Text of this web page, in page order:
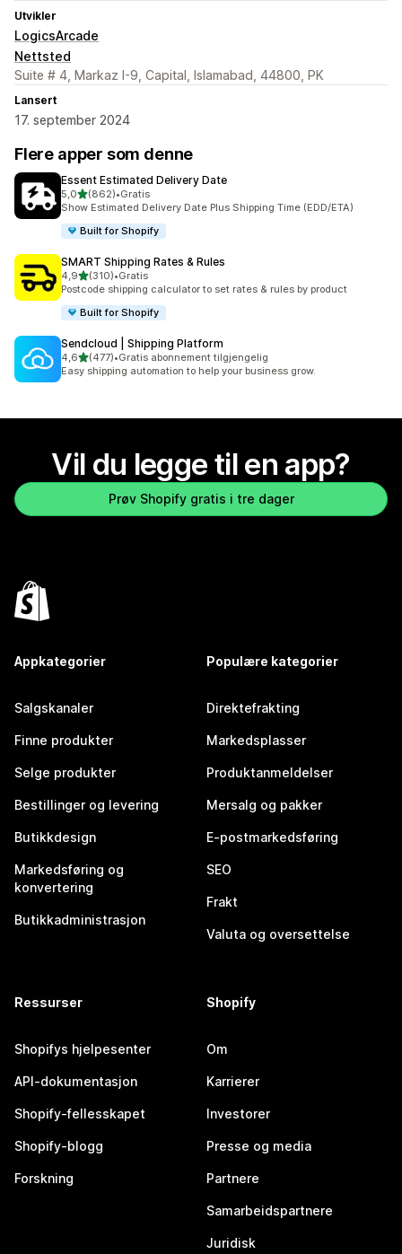
Utvikler
LogicsArcade
Nettsted
Suite # 4, Markaz I-9, Capital, Islamabad, 44800, PK
Lansert
17. september 2024
Flere apper som denne
Essent Estimated Delivery Date
5,0av 5 stjerner
(862)
Totalt 862 omtaler
•Gratis
Show Estimated Delivery Date Plus Shipping Time (EDD/ETA)
Built for Shopify
SMART Shipping Rates & Rules
4,9av 5 stjerner
(310)
Totalt 310 omtaler
•Gratis
Postcode shipping calculator to set rates & rules by product
Built for Shopify
Sendcloud | Shipping Platform
4,6av 5 stjerner
(477)
Totalt 477 omtaler
•Gratis abonnement tilgjengelig
Easy shipping automation to help your business grow.
Vil du legge til en app?
Prøv Shopify gratis i tre dager
Appkategorier
Salgskanaler
Finne produkter
Selge produkter
Bestillinger og levering
Butikkdesign
Markedsføring og
konvertering
Butikkadministrasjon
Populære kategorier
Direktefrakting
Markedsplasser
Produktanmeldelser
Mersalg og pakker
E-postmarkedsføring
SEO
Frakt
Valuta og oversettelse
Ressurser
Shopifys hjelpesenter
API-dokumentasjon
Shopify-fellesskapet
Shopify-blogg
Forskning
Shopify
Om
Karrierer
Investorer
Presse og media
Partnere
Samarbeidspartnere
Juridisk